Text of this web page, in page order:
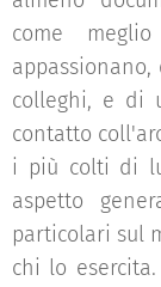
come
colleghi, e di
contatto
i più colti di
aspetto
particolari sul
chi lo